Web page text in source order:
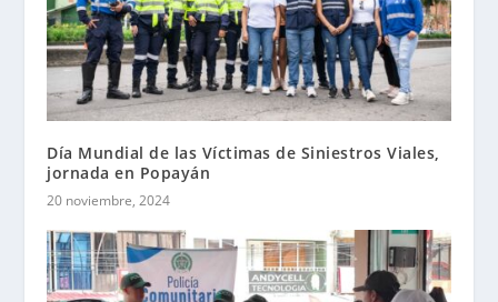
Día Mundial de las Víctimas de Siniestros Viales,
jornada en Popayán
20 noviembre, 2024